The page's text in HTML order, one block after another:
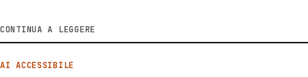
CONTINUA A LEGGERE
AI ACCESSIBILE